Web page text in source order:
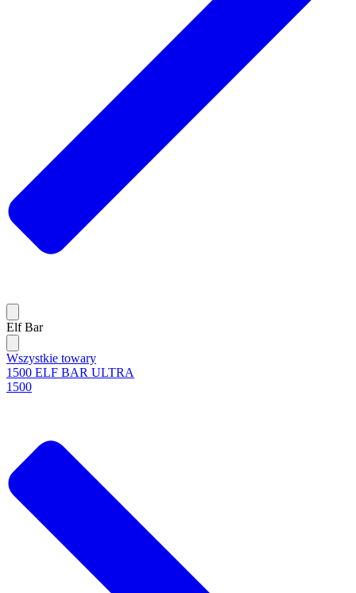
Elf Bar
Wszystkie towary
1500 ELF BAR ULTRA
1500